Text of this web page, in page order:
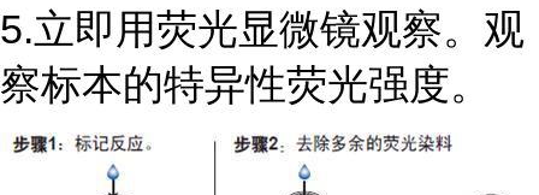
5.立即用荧光显微镜观察。观
察标本的特异性荧光强度。